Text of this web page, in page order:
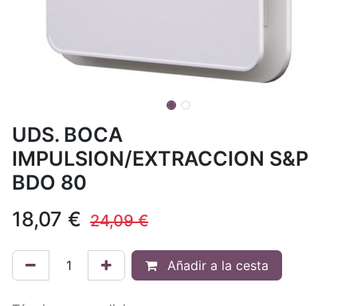
UDS. BOCA
IMPULSION/EXTRACCION S&P
BDO 80
18,07 € 24,09€
Añadir a la cesta